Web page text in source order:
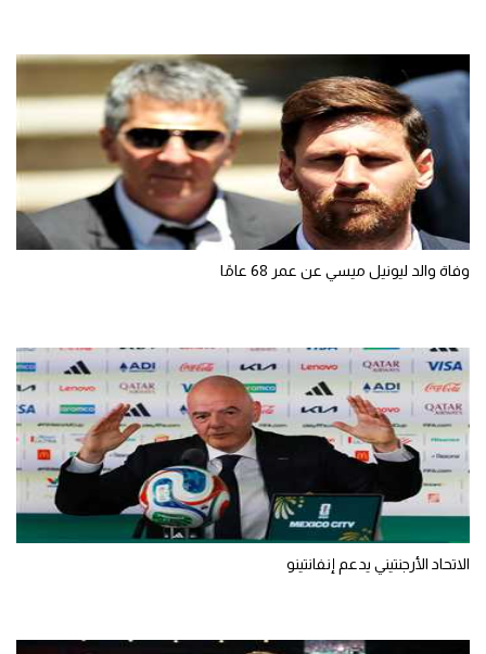
وفاة والد ليونيل ميسي عن عمر 68 عامًا
الاتحاد الأرجنتيني يدعم إنفانتينو